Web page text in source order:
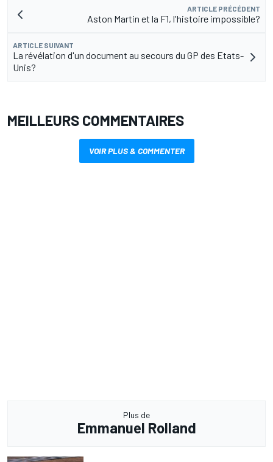
ARTICLE PRÉCÉDENT
Aston Martin et la F1, l'histoire impossible?
ARTICLE SUIVANT
La révélation d'un document au secours du GP des Etats-
Unis?
MEILLEURS COMMENTAIRES
VOIR PLUS & COMMENTER
Plus de
Emmanuel Rolland